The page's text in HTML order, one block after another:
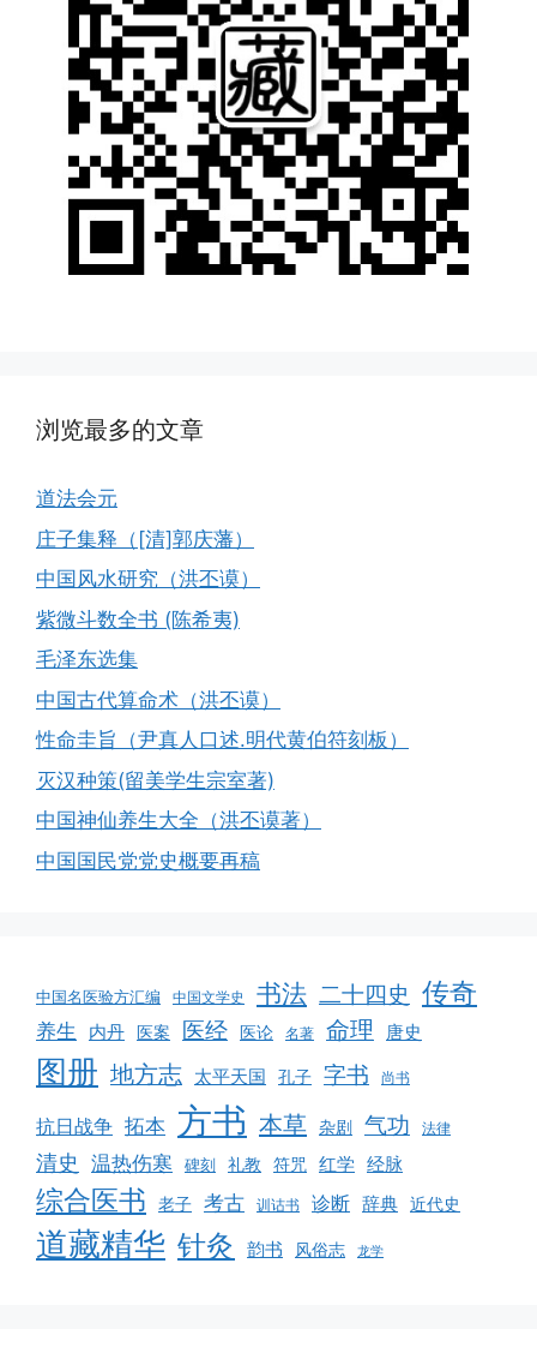
浏览最多的文章
道法会元
庄子集释（[清]郭庆藩）
中国风水研究（洪丕谟）
紫微斗数全书 (陈希夷)
毛泽东选集
中国古代算命术（洪丕谟）
性命圭旨（尹真人口述.明代黄伯符刻板）
灭汉种策(留美学生宗室著)
中国神仙养生大全（洪丕谟著）
中国国民党党史概要再稿
中国名医验方汇编 中国文学史 书法 二十四史 传奇
养生 内丹 医案 医经 医论 名著 命理 唐史
图册 地方志 太平天国 孔子 字书 尚书
抗日战争 拓本 方书 本草 杂剧 气功 法律
清史 温热伤寒 碑刻 礼教 符咒 红学 经脉
综合医书 老子 考古 训诂书 诊断 辞典 近代史
道藏精华 针灸 韵书 风俗志 龙学